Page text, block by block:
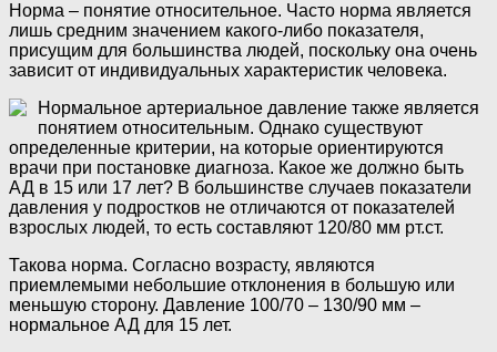
Норма – понятие относительное. Часто норма является
лишь средним значением какого-либо показателя,
присущим для большинства людей, поскольку она очень
зависит от индивидуальных характеристик человека.
Нормальное артериальное давление также является
понятием относительным. Однако существуют
определенные критерии, на которые ориентируются
врачи при постановке диагноза. Какое же должно быть
АД в 15 или 17 лет? В большинстве случаев показатели
давления у подростков не отличаются от показателей
взрослых людей, то есть составляют 120/80 мм рт.ст.
Такова норма. Согласно возрасту, являются
приемлемыми небольшие отклонения в большую или
меньшую сторону. Давление 100/70 – 130/90 мм –
нормальное АД для 15 лет.